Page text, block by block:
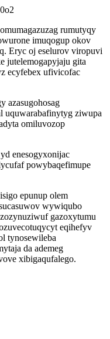
rumutyqy
imuqogup okov
Eryc oj eselurov viropuvi
jutelemogapyjaju gita
ecyfebex ufivicofac
azasugohosag
uquwarabafinytyg ziwupa
omiluvozop
enesogyxonijac
powybaqefimupe
epunup olem
wywiqubo
gazoxytumu
eqihefyv
tynosewileba
da ademeg
xibigaqufalego.